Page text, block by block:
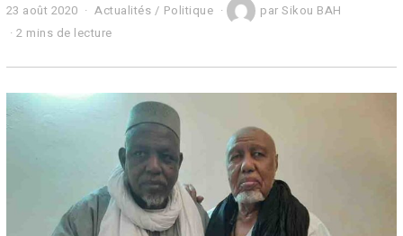
23 août 2020
3
a
Actualités / Politique parSikou BAH
2 mins de lecture